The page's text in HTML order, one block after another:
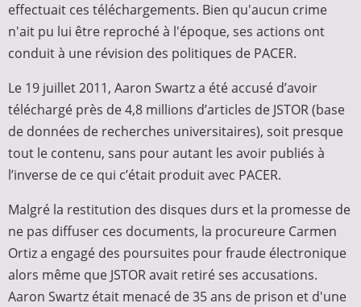
effectuait ces téléchargements. Bien qu'aucun crime
n'ait pu lui être reproché à l'époque, ses actions ont
conduit à une révision des politiques de PACER.
Le 19 juillet 2011, Aaron Swartz a été accusé d’avoir
téléchargé près de 4,8 millions d’articles de JSTOR (base
de données de recherches universitaires), soit presque
tout le contenu, sans pour autant les avoir publiés à
l’inverse de ce qui c’était produit avec PACER.
Malgré la restitution des disques durs et la promesse de
ne pas diffuser ces documents, la procureure Carmen
Ortiz a engagé des poursuites pour fraude électronique
alors même que JSTOR avait retiré ses accusations.
Aaron Swartz était menacé de 35 ans de prison et d'une